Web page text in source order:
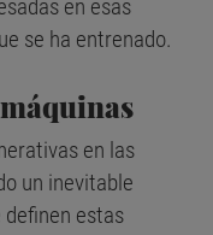
en esas
se ha entrenado.
en las
un inevitable
estas